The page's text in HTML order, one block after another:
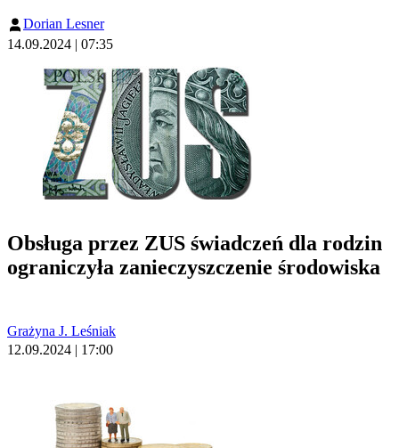
Dorian Lesner
14.09.2024 | 07:35
Obsługa przez ZUS świadczeń dla rodzin
ograniczyła zanieczyszczenie środowiska
Grażyna J. Leśniak
12.09.2024 | 17:00